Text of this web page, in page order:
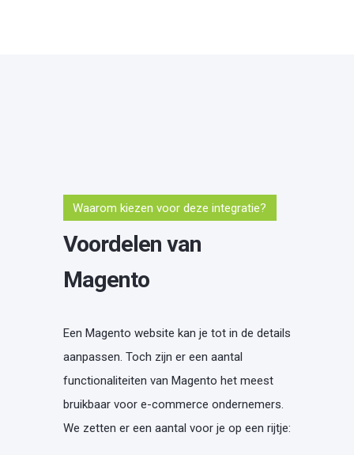
Waarom kiezen voor deze integratie?
Voordelen van
Magento
Een Magento website kan je tot in de details
aanpassen. Toch zijn er een aantal
functionaliteiten van Magento het meest
bruikbaar voor e-commerce ondernemers.
We zetten er een aantal voor je op een rijtje: